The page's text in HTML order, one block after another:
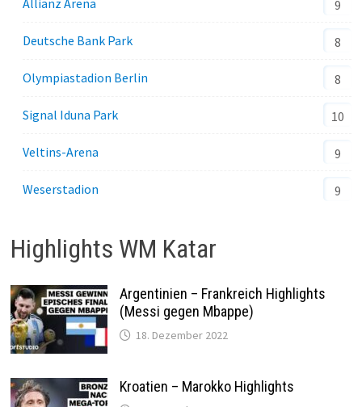
Allianz Arena 9
Deutsche Bank Park 8
Olympiastadion Berlin 8
Signal Iduna Park 10
Veltins-Arena 9
Weserstadion 9
Highlights WM Katar
Argentinien – Frankreich Highlights
(Messi gegen Mbappe)
18. Dezember 2022
Kroatien – Marokko Highlights